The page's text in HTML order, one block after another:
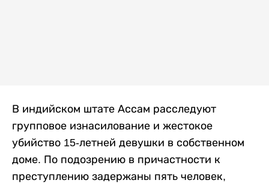
В индийском штате Ассам расследуют
групповое изнасилование и жестокое
убийство 15-летней девушки в собственном
доме. По подозрению в причастности к
преступлению задержаны пять человек,